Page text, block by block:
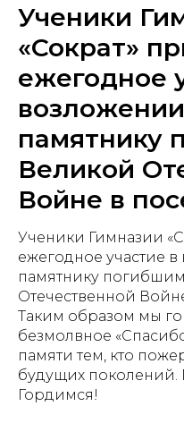
Ученики
«Сократ»
ежегодное
памятнику
Великой
Войне в
Ученики Гимназии
ежегодное участие
памятнику
Отечественной
Таким образом мы
безмолвное
памяти тем, кто
будущих
Гордимся!